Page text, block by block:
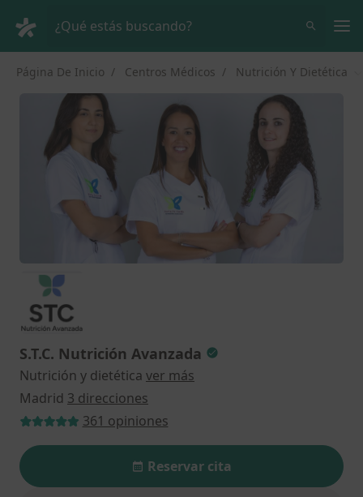
¿Qué estás buscando?
Página De Inicio Centros Médicos Nutrición Y Dietética
S.T.C. Nutrición Avanzada
Nutrición y dietética ver más
Madrid 3 direcciones
361 opiniones
Reservar cita